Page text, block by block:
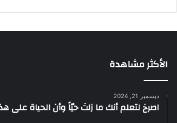
الأكثر مشاهدة
ديسمبر 21, 2024
‫اصرخ لتعلم أنك ما زلتَ حيّاً وأن الحياة على